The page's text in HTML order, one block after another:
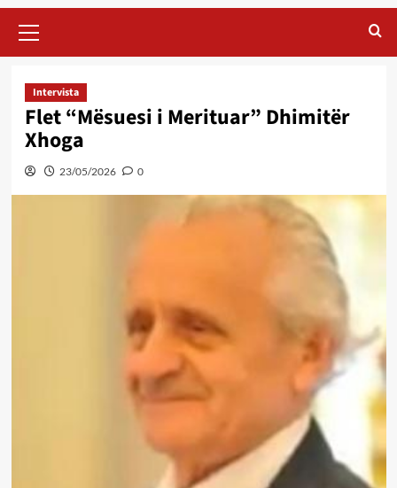
Menu
Intervista
Flet “Mësuesi i Merituar” Dhimitër
Xhoga
23/05/2026 0